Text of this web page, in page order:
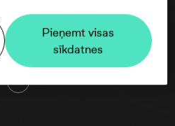
trešās puses datu
Pieņemt visas
sīkdatnes